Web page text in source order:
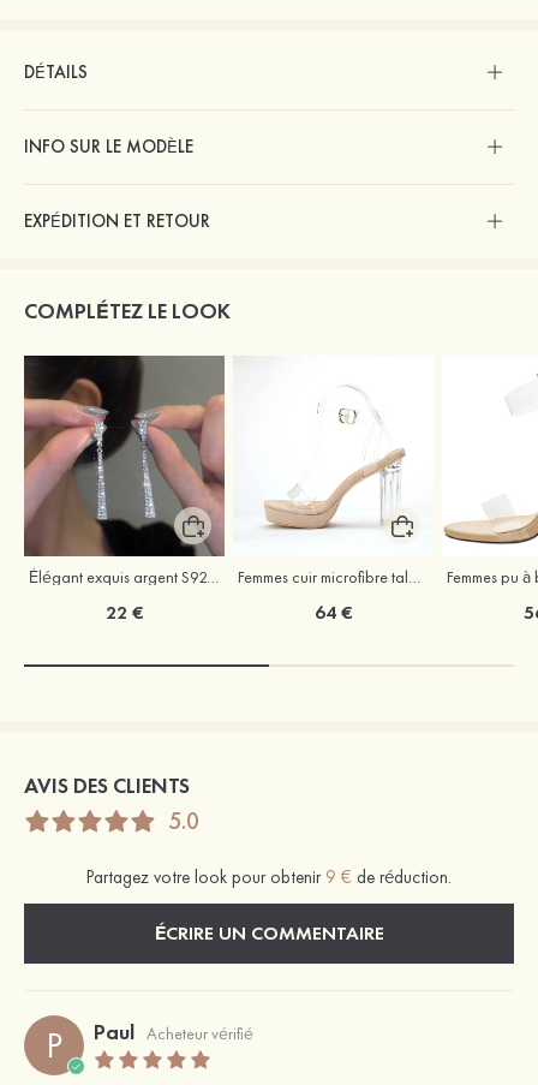
DÉTAILS
INFO SUR LE MODÈLE
EXPÉDITION ET RETOUR
COMPLÉTEZ LE LOOK
Élégant exquis argent S925 zircon boucles d'oreilles
22 €
Femmes cuir microfibre talons à bout ouvert talon bottier fête et soirée bal occasion spéciale mariage chaussures
64 €
AVIS DES CLIENTS
5.0
Partagez votre look pour obtenir 9 € de réduction.
ÉCRIRE UN COMMENTAIRE
P Paul Acheteur vérifié